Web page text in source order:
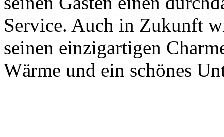
Service. Auch in Zukunft
seinen einzigartigen
Wärme und ein schönes